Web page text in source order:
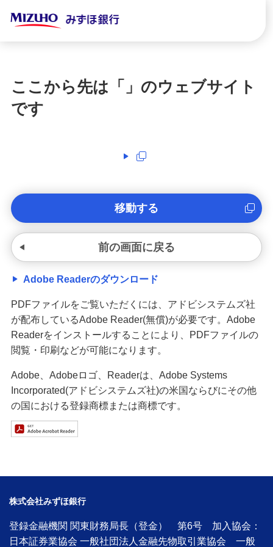
ここから先は「 」のウェブサイト
です
移動する
前の画面に戻る
Adobe Readerのダウンロード
PDFファイルをご覧いただくには、アドビシステムズ社
が配布しているAdobe Reader(無償)が必要です。Adobe
Readerをインストールすることにより、PDFファイルの
閲覧・印刷などが可能になります。
Adobe、Adobeロゴ、Readerは、Adobe Systems
Incorporated(アドビシステムズ社)の米国ならびにその他
の国における登録商標または商標です。
株式会社みずほ銀行
登録金融機関 関東財務局長（登金） 第6号 加入協会：
日本証券業協会 一般社団法人金融先物取引業協会 一般